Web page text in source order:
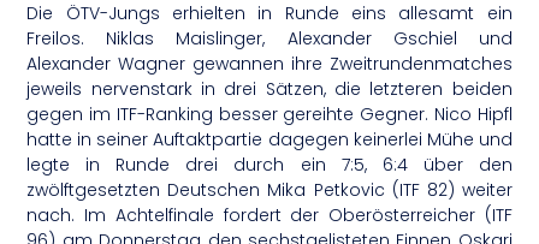
Die ÖTV-Jungs erhielten in Runde eins allesamt ein
Freilos. Niklas Maislinger, Alexander Gschiel und
Alexander Wagner gewannen ihre Zweitrundenmatches
jeweils nervenstark in drei Sätzen, die letzteren beiden
gegen im ITF-Ranking besser gereihte Gegner. Nico Hipfl
hatte in seiner Auftaktpartie dagegen keinerlei Mühe und
legte in Runde drei durch ein 7:5, 6:4 über den
zwölftgesetzten Deutschen Mika Petkovic (ITF 82) weiter
nach. Im Achtelfinale fordert der Oberösterreicher (ITF